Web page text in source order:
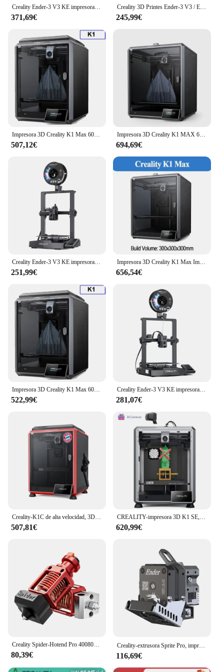
Creality Ender-3 V3 KE impresora 3D impresión de alta velocidad Hotend de alta temperatura nivelación automática FDM máquina de impresión 3D
371,69€
Creality 3D Printes Ender-3 V3 / Ender 3 V3 SE /Ender 3 V3 KE / Ender 3 S1 Pro / Ender 3 S1 Impresoras 3D FDM de impresión de alta velocidad
245,99€
Impresora 3D Creality K1 Max 600 mm/s Alta velocidad 0,1 mm Detalle liso Manos libres Nivelación automática Extrusora de accionamiento directo de doble engranaje
507,12€
Impresora 3D Creality K1 MAX 600 mm/s impresora 3D de alta velocidad nivelación automática extrusora de accionamiento directo función inteligente AI 300x300x300MM
694,69€
251,99€
Impresora 3D Creality K1 Max Impresoras 3D de alta velocidad de 600 mm/s con nivelación automática Refrigeración dual Función AI inteligente K1 Max -Speed 3D
656,54€
522,99€
Creality Ender-3 V3 KE impresora 3D impresión de alta velocidad Hotend de alta temperatura nivelación automática FDM máquina de impresión 3D con Sprite D
281,07€
507,81€ 620,99€
80,39€
Creality-extrusora Sprite Pro, impresión a alta temperatura, 300 ℃, todo diseño de Metal, 4001020038
116,69€